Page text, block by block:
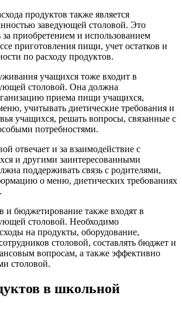
продуктов также является
заведующей столовой. Это
за приобретением и использованием
приготовления пищи, учет остатков и
по расходу продуктов.
учащихся тоже входит в
столовой. Она должна
приема пищи учащихся,
учитывать диетические требования и
учащихся, решать вопросы, связанные с
потребностями.
отвечает и за взаимодействие с
и другими заинтересованными
поддерживать связь с родителями,
о меню, диетических требованиях
и бюджетирование также входят в
столовой. Необходимо
на продукты, оборудование,
столовой, составлять бюджет и
вопросам, а также эффективно
столовой.
в школьной